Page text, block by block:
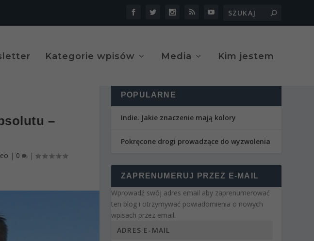
Kategorie wpisów Media Kim jestem
–
| 0 |
POPULARNE
Indie. Jakie znaczenie mają kolory
Pokręcone drogi prowadzące do wyzwolenia
ZAPRENUMERUJ PRZEZ E-MAIL
Wprowadź swój adres email aby zaprenumerować
ten blog i otrzymywać powiadomienia o nowych
wpisach przez email.